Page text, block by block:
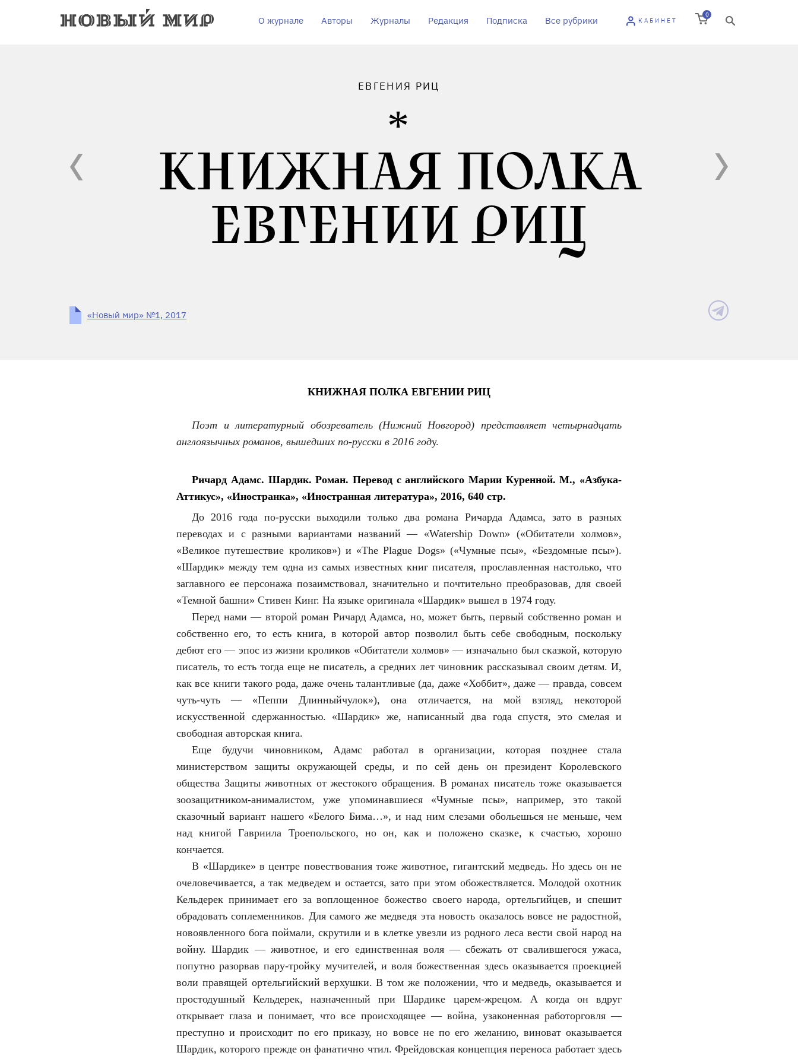
О журнале Авторы Журналы Редакция Подписка Все рубрики КАБИНЕТ
0
ЕВГЕНИЯ РИЦ
КНИЖНАЯ ПОЛКА
ЕВГЕНИИ РИЦ
«Новый мир» №1, 2017
КНИЖНАЯ ПОЛКА ЕВГЕНИИ РИЦ
Поэт и литературный обозреватель (Нижний Новгород) представляет четырнадцать
англоязычных романов, вышедших по-русски в 2016 году.
Ричард Адамс. Шардик. Роман. Перевод с английского Марии Куренной. М., «Азбука-
Аттикус», «Иностранка», «Иностранная литература», 2016, 640 стр.
До 2016 года по-русски выходили только два романа Ричарда Адамса, зато в разных
переводах и с разными вариантами названий — «Watership Down» («Обитатели холмов»,
«Великое путешествие кроликов») и «The Plague Dogs» («Чумные псы», «Бездомные псы»).
«Шардик» между тем одна из самых известных книг писателя, прославленная настолько, что
заглавного ее персонажа позаимствовал, значительно и почтительно преобразовав, для своей
«Темной башни» Стивен Кинг. На языке оригинала «Шардик» вышел в 1974 году.
Перед нами — второй роман Ричард Адамса, но, может быть, первый собственно роман и
собственно его, то есть книга, в которой автор позволил быть себе свободным, поскольку
дебют его — эпос из жизни кроликов «Обитатели холмов» — изначально был сказкой, которую
писатель, то есть тогда еще не писатель, а средних лет чиновник рассказывал своим детям. И,
как все книги такого рода, даже очень талантливые (да, даже «Хоббит», даже — правда, совсем
чуть-чуть — «Пеппи Длинныйчулок»), она отличается, на мой взгляд, некоторой
искусственной сдержанностью. «Шардик» же, написанный два года спустя, это смелая и
свободная авторская книга.
Еще будучи чиновником, Адамс работал в организации, которая позднее стала
министерством защиты окружающей среды, и по сей день он президент Королевского
общества Защиты животных от жестокого обращения. В романах писатель тоже оказывается
зоозащитником-анималистом, уже упоминавшиеся «Чумные псы», например, это такой
сказочный вариант нашего «Белого Бима…», и над ним слезами обольешься не меньше, чем
над книгой Гавриила Троепольского, но он, как и положено сказке, к счастью, хорошо
кончается.
В «Шардике» в центре повествования тоже животное, гигантский медведь. Но здесь он не
очеловечивается, а так медведем и остается, зато при этом обожествляется. Молодой охотник
Кельдерек принимает его за воплощенное божество своего народа, ортельгийцев, и спешит
обрадовать соплеменников. Для самого же медведя эта новость оказалось вовсе не радостной,
новоявленного бога поймали, скрутили и в клетке увезли из родного леса вести свой народ на
войну. Шардик — животное, и его единственная воля — сбежать от свалившегося ужаса,
попутно разорвав пару-тройку мучителей, и воля божественная здесь оказывается проекцией
воли правящей ортельгийский верхушки. В том же положении, что и медведь, оказывается и
простодушный Кельдерек, назначенный при Шардике царем-жрецом. А когда он вдруг
открывает глаза и понимает, что все происходящее — война, узаконенная работорговля —
преступно и происходит по его приказу, но вовсе не по его желанию, виноват оказывается
Шардик, которого прежде он фанатично чтил. Фрейдовская концепция переноса работает здесь